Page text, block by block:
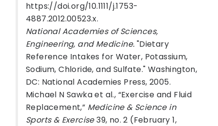
https://doi.org/10.1111/j.1753-
4887.2012.00523.x.
National Academies of Sciences,
Engineering, and Medicine. "Dietary
Reference Intakes for Water, Potassium,
Sodium, Chloride, and Sulfate." Washington,
DC: National Academies Press, 2005.
Michael N Sawka et al., “Exercise and Fluid
Replacement,” Medicine & Science in
Sports & Exercise39, no. 2 (February 1,